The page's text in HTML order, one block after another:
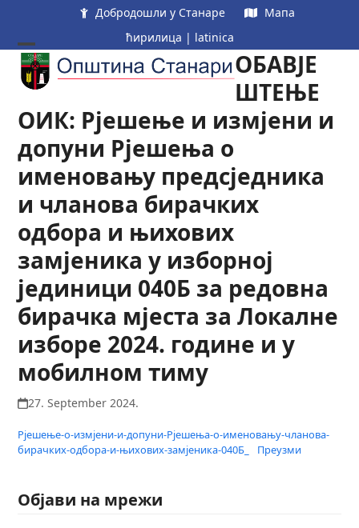
content
Добродошли у Станаре
Мапа
ћирилица | latinica
Open
mobile
menu
Close
mobile
menu
ОБАВЈЕ
ШТЕЊЕ
ОИК: Рјешење и измјени и
допуни Рјешења о
именовању предсједника
и чланова бирачких
одбора и њихових
замјеника у изборној
јединици 040Б за редовна
бирачка мјеста за Локалне
изборе 2024. године и у
мобилном тиму
27. September 2024.
Рјешење-о-измјени-и-допуни-Рјешења-о-именовању-чланова-
бирачких-одбора-и-њихових-замјеника-040Б_
Преузми
Објави на мрежи